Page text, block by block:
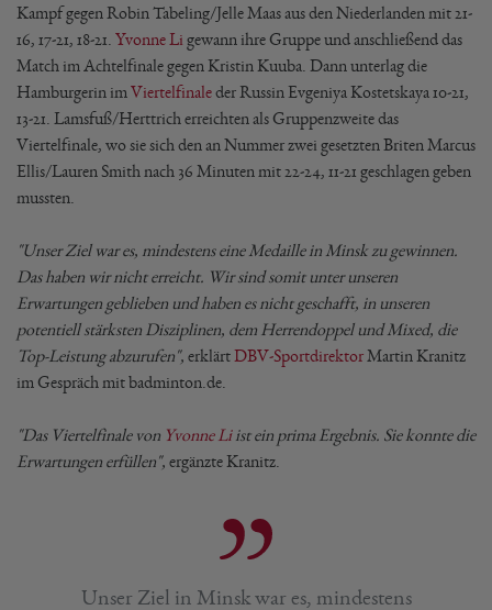
Kampf gegen Robin Tabeling/Jelle Maas aus den Niederlanden mit 21-
16, 17-21, 18-21. Yvonne Li gewann ihre Gruppe und anschließend das
Match im Achtelfinale gegen Kristin Kuuba. Dann unterlag die
Hamburgerin im Viertelfinaleder Russin Evgeniya Kostetskaya 10-21,
13-21. Lamsfuß/Herttrich erreichten als Gruppenzweite das
Viertelfinale, wo sie sich den an Nummer zwei gesetzten Briten Marcus
Ellis/Lauren Smith nach 36 Minuten mit 22-24, 11-21 geschlagen geben
mussten.
"Unser Ziel war es, mindestens eine Medaille in Minsk zu gewinnen.
Das haben wir nicht erreicht. Wir sind somit unter unseren
Erwartungen geblieben und haben es nicht geschafft, in unseren
potentiell stärksten Disziplinen, dem Herrendoppel und Mixed, die
Top-Leistung abzurufen", erklärtDBV-Sportdirektor Martin Kranitz
im Gespräch mit badminton.de.
"Das Viertelfinale von Yvonne Liist ein prima Ergebnis. Sie konnte die
Erwartungen erfüllen", ergänzte Kranitz.
Unser Ziel in Minsk war es, mindestens